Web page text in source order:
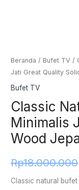
Beranda / Bufet TV /
Jati Great Quality
Bufet TV
Classic
Minimalis
Wood
Rp18.000.000
Classic natural
Kuantitas
Classic
Natural
TV
Minimalis
Jati
Quality
Solid